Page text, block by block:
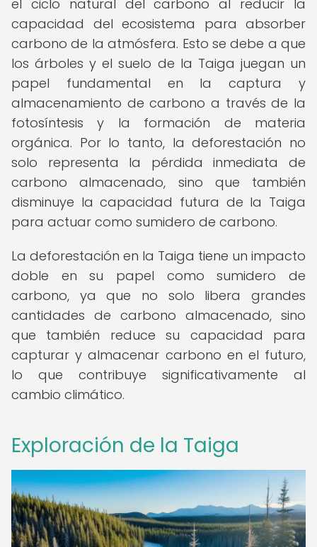
el ciclo natural del carbono al reducir la
capacidad del ecosistema para absorber
carbono de la atmósfera. Esto se debe a que
los árboles y el suelo de la Taiga juegan un
papel fundamental en la captura y
almacenamiento de carbono a través de la
fotosíntesis y la formación de materia
orgánica. Por lo tanto, la deforestación no
solo representa la pérdida inmediata de
carbono almacenado, sino que también
disminuye la capacidad futura de la Taiga
para actuar como sumidero de carbono.
La deforestación en la Taiga tiene un impacto
doble en su papel como sumidero de
carbono, ya que no solo libera grandes
cantidades de carbono almacenado, sino
que también reduce su capacidad para
capturar y almacenar carbono en el futuro,
lo que contribuye significativamente al
cambio climático.
Exploración de la Taiga